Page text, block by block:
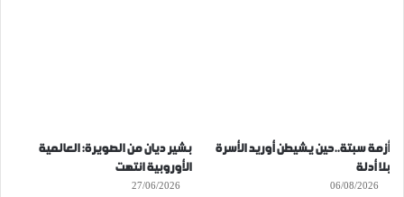
أزمة سبتة..حين يشيطن أوريد الأسرة
بلا أدلة
06/08/2026
بشير ديان من الصويرة: العالمية
الأوروبية انتهت
27/06/2026